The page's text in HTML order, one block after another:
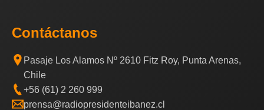
Contáctanos
Pasaje Los Alamos Nº 2610 Fitz Roy, Punta Arenas,
Chile
+56 (61) 2 260 999
prensa@radiopresidenteibanez.cl